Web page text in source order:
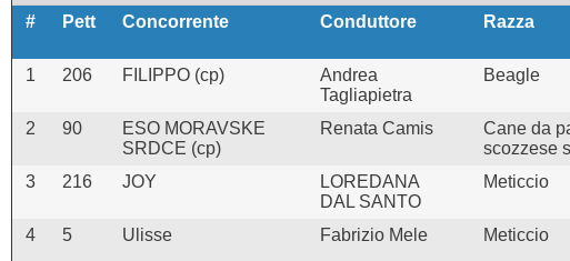
# Pett Concorrente Conduttore Razza
1 206 FILIPPO (cp)
Andrea
Tagliapietra
Beagle
2
90
ESO MORAVSKE
SRDCE (cp)
Renata Camis
Cane da
scozzese
3
216 JOY
LOREDANA
DAL SANTO
Meticcio
4
5 Ulisse Fabrizio Mele Meticcio